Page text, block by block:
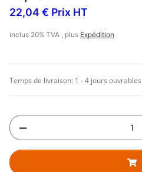
22,04 € Prix HT
inclus 20% TVA , plus Expédition
Temps de livraison: 1 - 4 jours ouvrables